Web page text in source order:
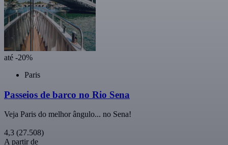
até -20%
Paris
Passeios de barco no Rio Sena
Veja Paris do melhor ângulo... no Sena!
4,3 (27.508)
A partir de